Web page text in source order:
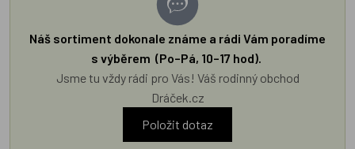
Náš sortiment dokonale známe a rádi Vám poradíme
s výběrem (Po–Pá, 10–17 hod).
Jsme tu vždy rádi pro Vás! Váš rodinný obchod
Dráček.cz
Položit dotaz